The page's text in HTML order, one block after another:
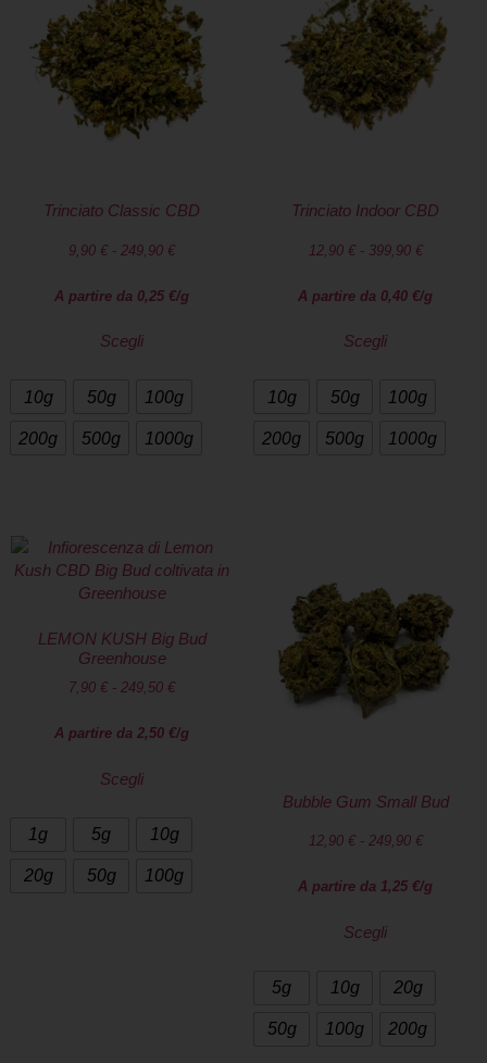
Trinciato Classic CBD
9,90 € - 249,90 €
A partire da 0,25 €/g
Scegli
10g 50g 100g
200g 500g 1000g
Trinciato Indoor CBD
12,90 € - 399,90 €
A partire da 0,40 €/g
Scegli
10g 50g 100g
200g 500g 1000g
LEMON KUSH Big Bud
Greenhouse
7,90 € - 249,50 €
A partire da 2,50 €/g
Scegli
1g 5g 10g
20g 50g 100g
Bubble Gum Small Bud
12,90 € - 249,90 €
A partire da 1,25 €/g
Scegli
5g 10g 20g
50g 100g 200g